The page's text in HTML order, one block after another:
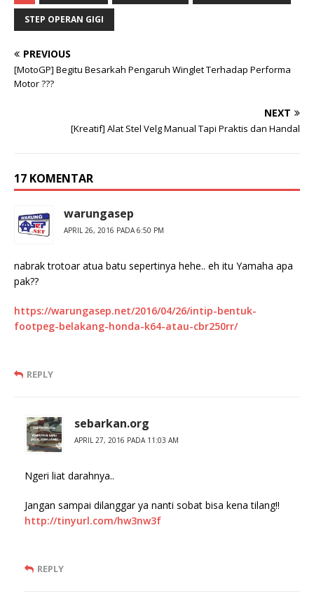
STEP OPERAN GIGI
PREVIOUS
[MotoGP] Begitu Besarkah Pengaruh Winglet Terhadap Performa
Motor ???
NEXT
[Kreatif] Alat Stel Velg Manual Tapi Praktis dan Handal
17 KOMENTAR
warungasep
APRIL 26, 2016 PADA 6:50 PM
nabrak trotoar atua batu sepertinya hehe.. eh itu Yamaha apa
pak??
https://warungasep.net/2016/04/26/intip-bentuk-
footpeg-belakang-honda-k64-atau-cbr250rr/
REPLY
sebarkan.org
APRIL 27, 2016 PADA 11:03 AM
Ngeri liat darahnya..
Jangan sampai dilanggar ya nanti sobat bisa kena tilang!!
http://tinyurl.com/hw3nw3f
REPLY